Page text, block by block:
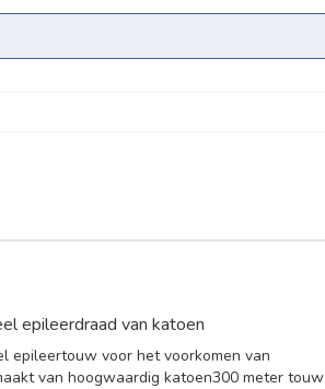
epileerdraad van katoen
epileertouw voor het voorkomen van
van hoogwaardig katoen300 meter touw